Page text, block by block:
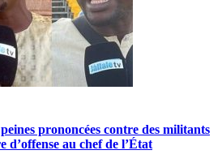
prononcées contre des militants
d’offense au chef de l’État